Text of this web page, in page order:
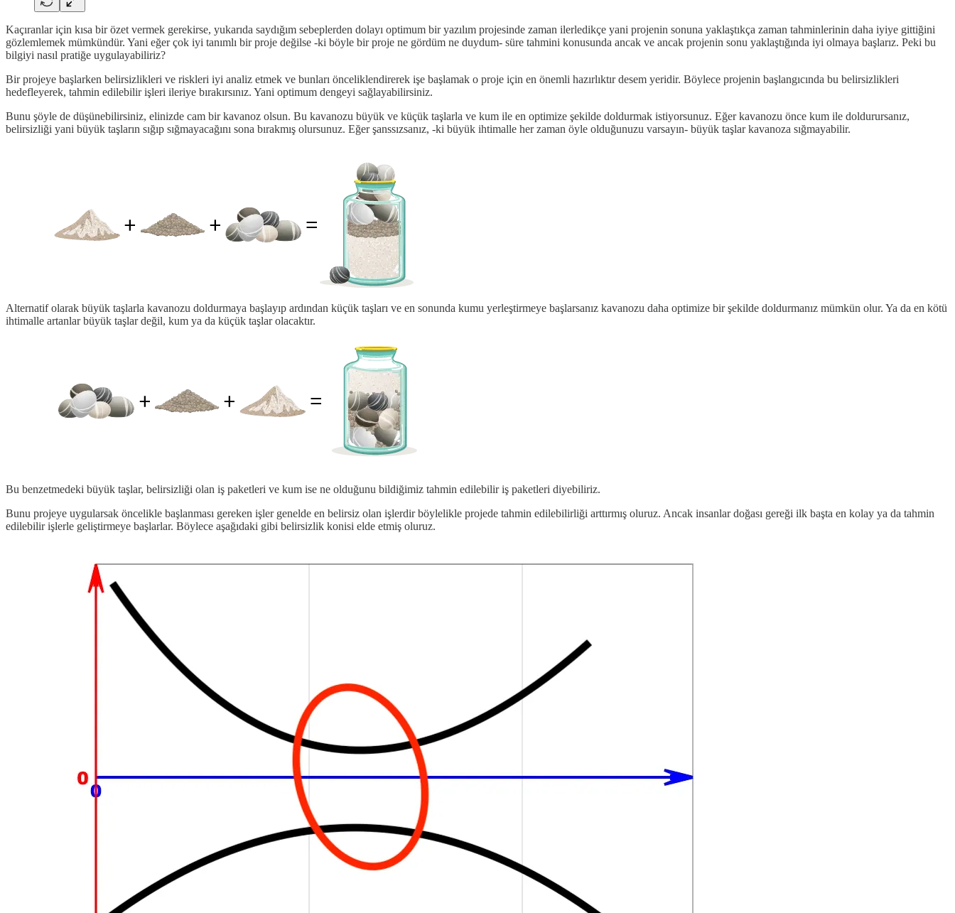
Kaçıranlar için kısa bir özet vermek gerekirse, yukarıda saydığım sebeplerden dolayı optimum bir yazılım projesinde zaman ilerledikçe yani projenin sonuna yaklaştıkça zaman tahminlerinin daha iyiye gittiğini
gözlemlemek mümkündür. Yani eğer çok iyi tanımlı bir proje değilse -ki böyle bir proje ne gördüm ne duydum- süre tahmini konusunda ancak ve ancak projenin sonu yaklaştığında iyi olmaya başlarız. Peki bu
bilgiyi nasıl pratiğe uygulayabiliriz?
Bir projeye başlarken belirsizlikleri ve riskleri iyi analiz etmek ve bunları önceliklendirerek işe başlamak o proje için en önemli hazırlıktır desem yeridir. Böylece projenin başlangıcında bu belirsizlikleri
hedefleyerek, tahmin edilebilir işleri ileriye bırakırsınız. Yani optimum dengeyi sağlayabilirsiniz.
Bunu şöyle de düşünebilirsiniz, elinizde cam bir kavanoz olsun. Bu kavanozu büyük ve küçük taşlarla ve kum ile en optimize şekilde doldurmak istiyorsunuz. Eğer kavanozu önce kum ile doldurursanız,
belirsizliği yani büyük taşların sığıp sığmayacağını sona bırakmış olursunuz. Eğer şanssızsanız, -ki büyük ihtimalle her zaman öyle olduğunuzu varsayın- büyük taşlar kavanoza sığmayabilir.
Alternatif olarak büyük taşlarla kavanozu doldurmaya başlayıp ardından küçük taşları ve en sonunda kumu yerleştirmeye başlarsanız kavanozu daha optimize bir şekilde doldurmanız mümkün olur. Ya da en kötü
ihtimalle artanlar büyük taşlar değil, kum ya da küçük taşlar olacaktır.
Bu benzetmedeki büyük taşlar, belirsizliği olan iş paketleri ve kum ise ne olduğunu bildiğimiz tahmin edilebilir iş paketleri diyebiliriz.
Bunu projeye uygularsak öncelikle başlanması gereken işler genelde en belirsiz olan işlerdir böylelikle projede tahmin edilebilirliği arttırmış oluruz. Ancak insanlar doğası gereği ilk başta en kolay ya da tahmin
edilebilir işlerle geliştirmeye başlarlar. Böylece aşağıdaki gibi belirsizlik konisi elde etmiş oluruz.